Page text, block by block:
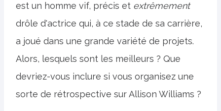
est un homme vif, précis et extrêmement
drôle d'actrice qui, à ce stade de sa carrière,
a joué dans une grande variété de projets.
Alors, lesquels sont les meilleurs ? Que
devriez-vous inclure si vous organisez une
sorte de rétrospective sur Allison Williams ?